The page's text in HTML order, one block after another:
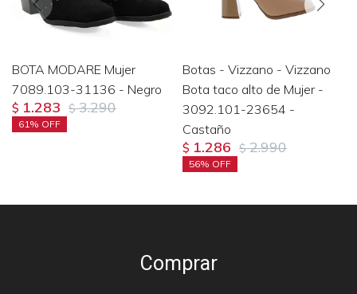
BOTA MODARE Mujer
7089.103-31136 - Negro
$ 1.283 $ 3.290
61
Botas - Vizzano - Vizzano
Bota taco alto de Mujer -
3092.101-23654 -
Castaño
$ 1.286 $ 2.990
56
Comprar